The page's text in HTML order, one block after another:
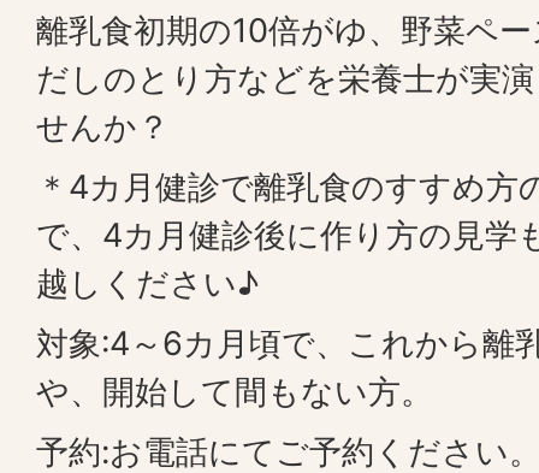
離乳食初期の10倍がゆ、野菜ペ
だしのとり方などを栄養士が実
せんか？
＊4カ月健診で離乳食のすすめ方
で、4カ月健診後に作り方の見学
越しください♪
対象:4～6カ月頃で、これから離
や、開始して間もない方。
予約:お電話にてご予約ください